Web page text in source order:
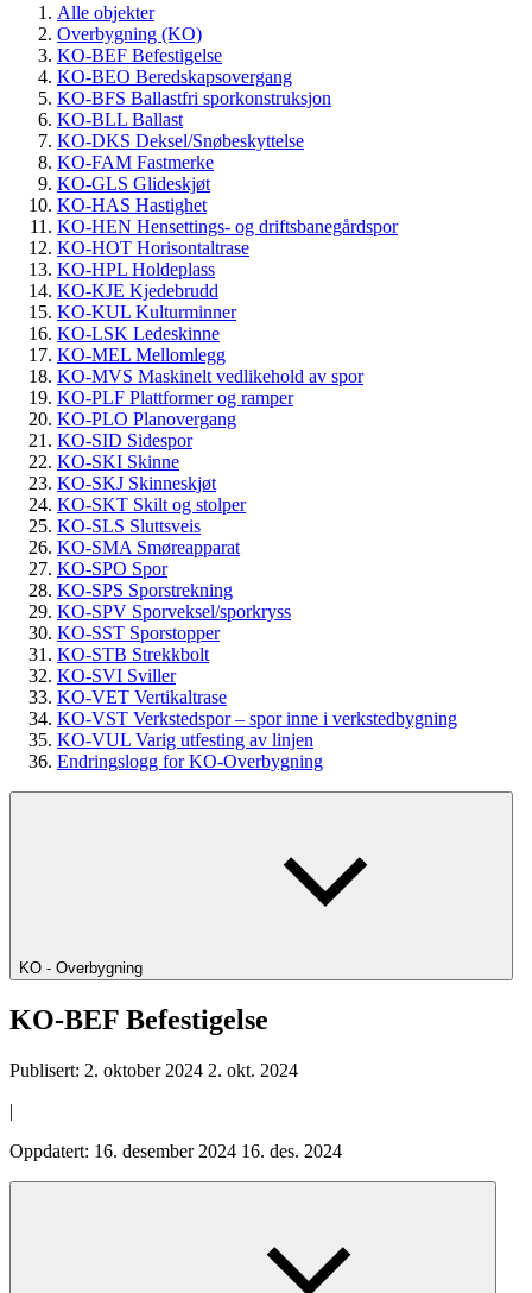
Alle objekter
Overbygning (KO)
KO-BEF Befestigelse
KO-BEO Beredskapsovergang
KO-BFS Ballastfri sporkonstruksjon
KO-BLL Ballast
KO-DKS Deksel/Snøbeskyttelse
KO-FAM Fastmerke
KO-GLS Glideskjøt
KO-HAS Hastighet
KO-HEN Hensettings- og driftsbanegårdspor
KO-HOT Horisontaltrase
KO-HPL Holdeplass
KO-KJE Kjedebrudd
KO-KUL Kulturminner
KO-LSK Ledeskinne
KO-MEL Mellomlegg
KO-MVS Maskinelt vedlikehold av spor
KO-PLF Plattformer og ramper
KO-PLO Planovergang
KO-SID Sidespor
KO-SKI Skinne
KO-SKJ Skinneskjøt
KO-SKT Skilt og stolper
KO-SLS Sluttsveis
KO-SMA Smøreapparat
KO-SPO Spor
KO-SPS Sporstrekning
KO-SPV Sporveksel/sporkryss
KO-SST Sporstopper
KO-STB Strekkbolt
KO-SVI Sviller
KO-VET Vertikaltrase
KO-VST Verkstedspor – spor inne i verkstedbygning
KO-VUL Varig utfesting av linjen
Endringslogg for KO-Overbygning
KO - Overbygning
KO-BEF Befestigelse
Publisert: 2. oktober 2024 2. okt. 2024
|
Oppdatert: 16. desember 2024 16. des. 2024